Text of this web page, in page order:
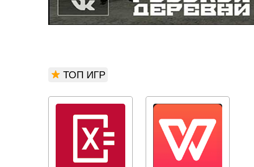
ТОП ИГР